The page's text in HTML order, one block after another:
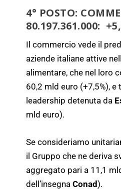
4° POSTO:
80.197.361.000:
Il commercio vede il
aziende italiane attive
alimentare, che nel loro
60,2 mld euro (+7,5%), e
leadership detenuta da
mld euro).
Se consideriamo
il Gruppo che ne deriva
aggregato pari a 11,1
dell’insegnaConad).